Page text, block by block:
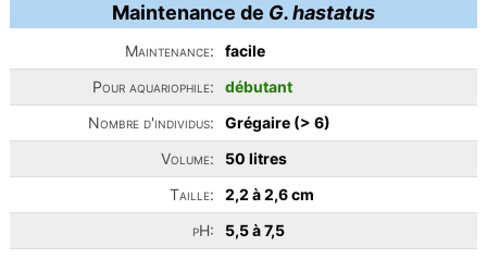
Maintenance de G. hastatus
Maintenance:
facile
Pour aquariophile:
débutant
Nombre d'individus:
Grégaire (> 6)
Volume:
50 litres
Taille:
2,2 à 2,6 cm
pH:
5,5 à 7,5